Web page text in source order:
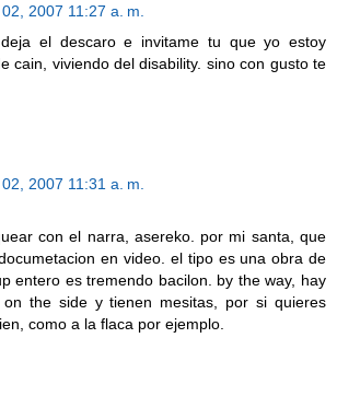
2007 11:27 a. m.
el descaro e invitame tu que yo estoy
cain, viviendo del disability. sino con gusto te
2007 11:31 a. m.
con el narra, asereko. por mi santa, que
en video. el tipo es una obra de
entero es tremendo bacilon. by the way, hay
the side y tienen mesitas, por si quieres
como a la flaca por ejemplo.